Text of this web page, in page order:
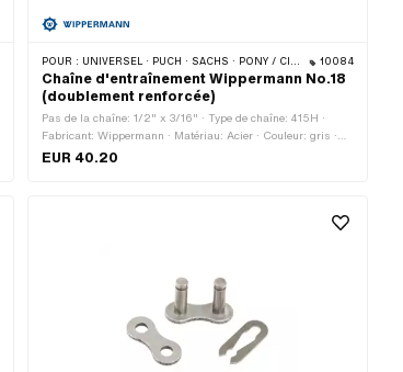
POUR : UNIVERSEL · PUCH · SACHS · PONY / CILO (BÊTA 521 & 512) · ZÜNDAPP BELMONDO · TOMOS · BYE BIKE · CILO 10084
Chaîne d'entraînement Wippermann No.18
(doublement renforcée)
Pas de la chaîne: 1/2" x 3/16" · Type de chaîne: 415H ·
Fabricant: Wippermann · Matériau: Acier · Couleur: gris ·
Nombre de maillons: 114 pcs · Circonférence de roulement:
EUR 40.20